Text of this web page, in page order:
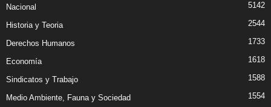
Nacional 5142
Historia y Teoria 2544
Derechos Humanos 1733
Economía 1618
Sindicatos y Trabajo 1588
Medio Ambiente, Fauna y Sociedad 1554